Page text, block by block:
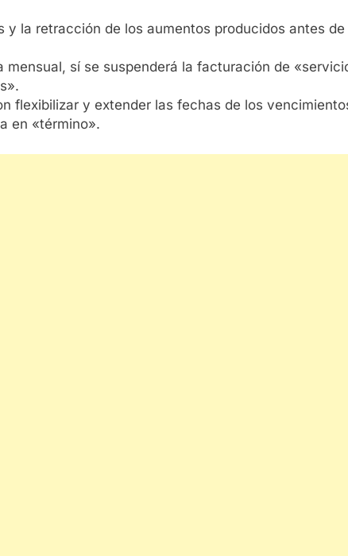
y la retracción de los aumentos producidos antes
mensual, sí se suspenderá la facturación de
flexibilizar y extender las fechas de los
en «término».